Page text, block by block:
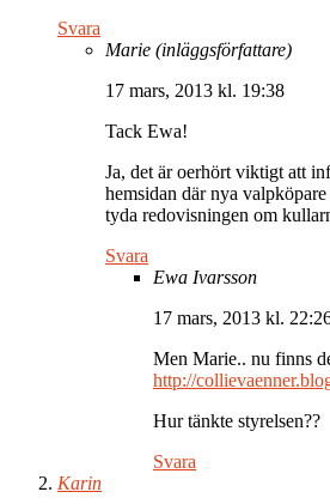
Svara
Marie (inläggsförfattare)
17 mars, 2013 kl. 19:38
Tack Ewa!
Ja, det är oerhört viktigt att
hemsidan där nya
tyda redovisningen om
Svara
Ewa Ivarsson
17 mars, 2013 kl.
Men Marie.. nu finns
http://
Hur tänkte styrelsen??
Svara
Karin